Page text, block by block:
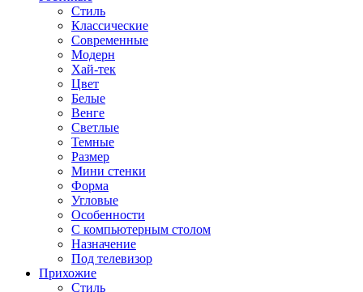
Стиль
Классические
Современные
Модерн
Хай-тек
Цвет
Белые
Венге
Светлые
Темные
Размер
Мини стенки
Форма
Угловые
Особенности
С компьютерным столом
Назначение
Под телевизор
Прихожие
Стиль